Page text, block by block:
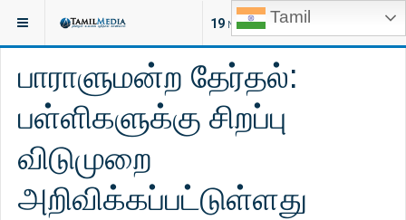
Tamil
19 NEW ARTICLES
இருக்குமிடம்: செய்திகள்
பாராளுமன்ற தேர்தல்:
பள்ளிகளுக்கு சிறப்பு
விடுமுறை
அறிவிக்கப்பட்டுள்ளது